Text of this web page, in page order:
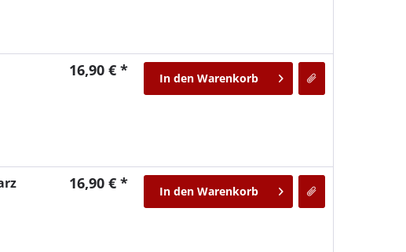
16,90 € * In den Warenkorb
16,90 € * In den Warenkorb